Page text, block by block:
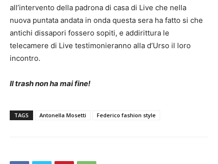
all’intervento della padrona di casa di Live che nella
nuova puntata andata in onda questa sera ha fatto si che
antichi dissapori fossero sopiti, e addirittura le
telecamere di Live testimonieranno alla d’Urso il loro
incontro.
Il trash non ha mai fine!
TAGS Antonella Mosetti Federico fashion style